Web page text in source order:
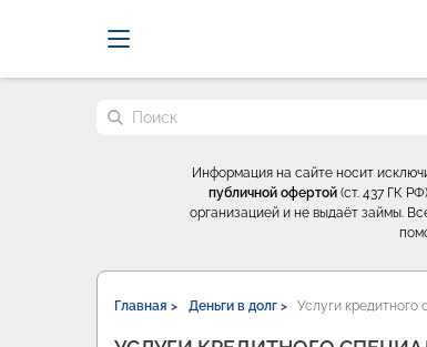
Поиск по сайту
Информация на сайте носит
публичной офертой (ст. 437 ГК
организацией и не выдаёт займы.
Главная > Деньги в долг > Услуги кредитного